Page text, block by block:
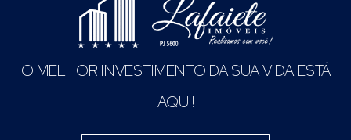
O MELHOR INVESTIMENTO DA SUA VIDA ESTÁ
AQUI!